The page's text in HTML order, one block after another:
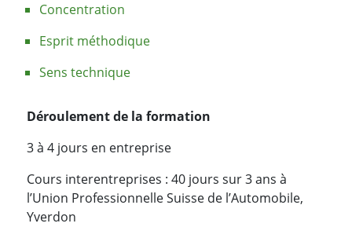
Concentration
Esprit méthodique
Sens technique
Déroulement de la formation
3 à 4 jours en entreprise
Cours interentreprises : 40 jours sur 3 ans à
l’Union Professionnelle Suisse de l’Automobile,
Yverdon